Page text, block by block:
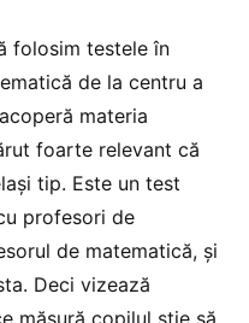
folosim testele în
de la centru a
materia
foarte relevant că
tip. Este un test
profesori de
de matematică, și
Deci vizează
măsură copilul știe să